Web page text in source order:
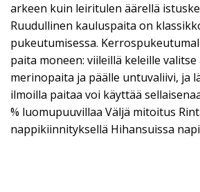
arkeen kuin leiritulen äärellä
Ruudullinen kauluspaita on
pukeutumisessa.
paita moneen: viileillä keleille
merinopaita ja päälle untuvaliivi, ja
ilmoilla paitaa voi käyttää
% luomupuuvillaa Väljä mitoitus
nappikiinnityksellä Hihansuissa